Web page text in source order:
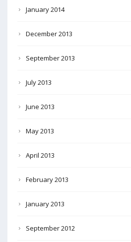
January 2014
December 2013
September 2013
July 2013
June 2013
May 2013
April 2013
February 2013
January 2013
September 2012